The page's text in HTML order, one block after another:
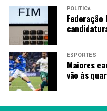
POLÍTICA
Federação
ESPORTES
Maiores
vão às